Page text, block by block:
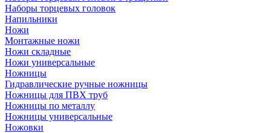
Наборы торцевых головок
Напильники
Ножи
Монтажные ножи
Ножи складные
Ножи универсальные
Ножницы
Гидравлические ручные ножницы
Ножницы для ПВХ труб
Ножницы по металлу
Ножницы универсальные
Ножовки